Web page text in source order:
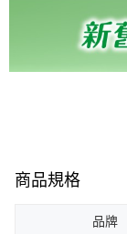
商品規格
品牌